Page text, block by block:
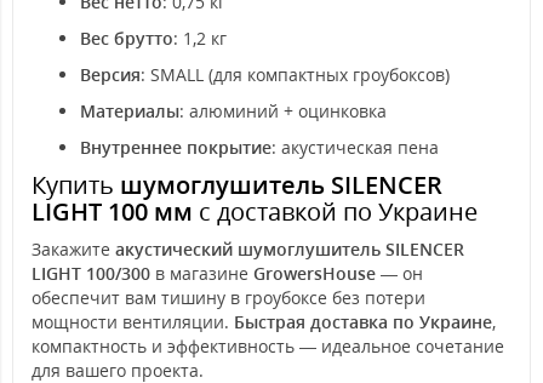
Вес брутто: 1,2 кг
Версия: SMALL (для компактных гроубоксов)
Материалы: алюминий + оцинковка
Внутреннее покрытие: акустическая пена
Купить шумоглушитель SILENCER
LIGHT 100 мм с доставкой по Украине
Закажите акустический шумоглушитель SILENCER
LIGHT 100/300 в магазине GrowersHouse — он
обеспечит вам тишину в гроубоксе без потери
мощности вентиляции. Быстрая доставка по Украине,
компактность и эффективность — идеальное сочетание
для вашего проекта.